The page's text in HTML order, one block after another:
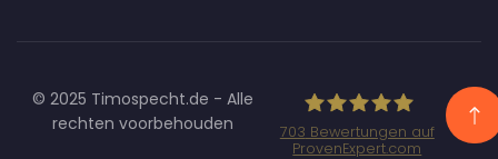
© 2025 Timospecht.de - Alle
rechten voorbehouden
703 Bewertungen auf
ProvenExpert.com